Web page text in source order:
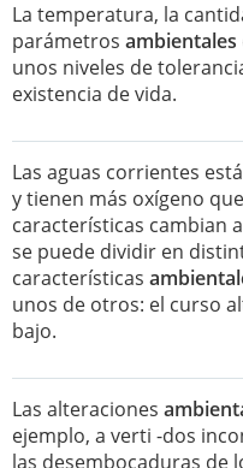
La temperatura, la
parámetros ambientales
unos niveles de
existencia de vida.
Las aguas corrientes
y tienen más oxígeno
características cambian
se puede dividir en
características
unos de otros: el curso
bajo.
Las alteraciones
ejemplo, a verti -dos
las desembocaduras de